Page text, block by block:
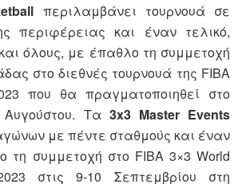
περιλαμβάνει τουρνουά σε
περιφέρειας και έναν τελικό,
όλους, με έπαθλο τη συμμετοχή
στο διεθνές τουρνουά της FIBA
που θα πραγματοποιηθεί στο
Τα 3x3 Master Events
με πέντε σταθμούς και έναν
τη συμμετοχή στο FIBA 3×3 World
στις 9-10 Σεπτεμβρίου στη